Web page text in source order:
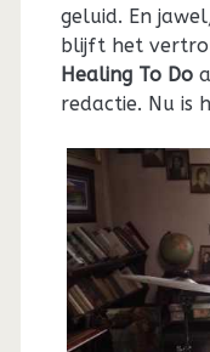
geluid. En
blijft het
Healing To Do
redactie. Nu is